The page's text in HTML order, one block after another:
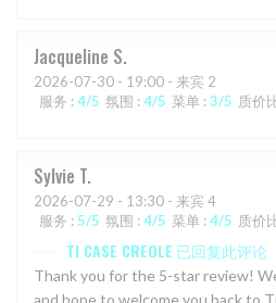
Jacqueline S
2026-07-30 - 19:00 - 来宾 2
服务 : 4/5 氛围 : 4/5 菜单 : 3/5 质价
Sylvie T
2026-07-29 - 13:30 - 来宾 4
服务 : 5/5 氛围 : 4/5 菜单 : 4/5 质价
TI CASE CREOLE 已回复此评论
Thank you for the 5-star review!
and hope to welcome you back to